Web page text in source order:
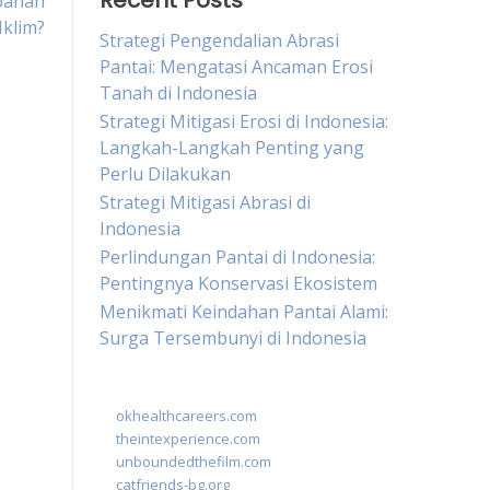
Iklim?
Strategi Pengendalian Abrasi
Pantai: Mengatasi Ancaman Erosi
Tanah di Indonesia
Strategi Mitigasi Erosi di Indonesia:
Langkah-Langkah Penting yang
Perlu Dilakukan
Strategi Mitigasi Abrasi di
Indonesia
Perlindungan Pantai di Indonesia:
Pentingnya Konservasi Ekosistem
Menikmati Keindahan Pantai Alami:
Surga Tersembunyi di Indonesia
okhealthcareers.com
theintexperience.com
unboundedthefilm.com
catfriends-bg.org